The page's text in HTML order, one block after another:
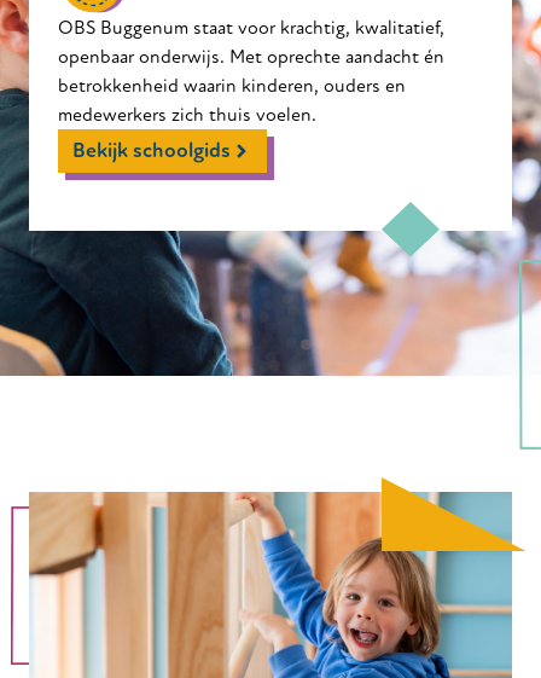
OBS Buggenum staat voor krachtig, kwalitatief,
openbaar onderwijs. Met oprechte aandacht én
betrokkenheid waarin kinderen, ouders en
medewerkers zich thuis voelen.
Bekijk schoolgids